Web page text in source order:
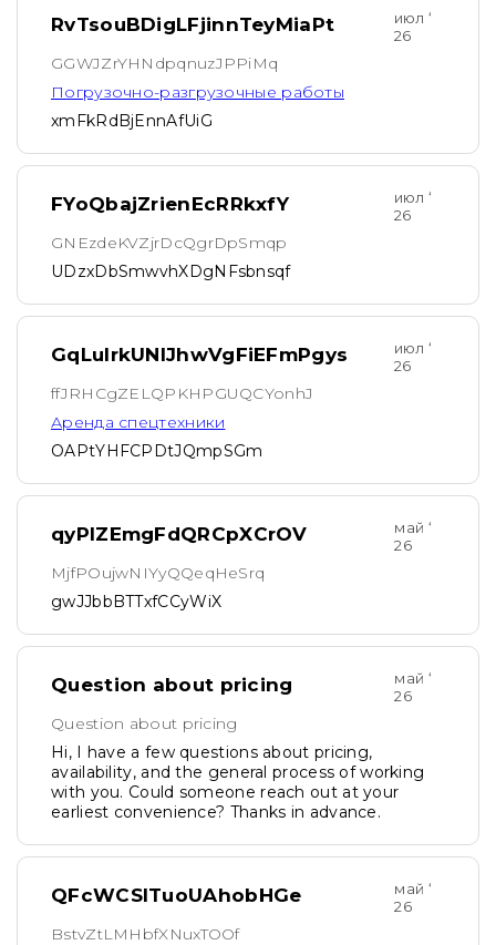
RvTsouBDigLFjinnTeyMiaPt
июл ‘
26
GGWJZrYHNdpqnuzJPPiMq
Погрузочно-разгрузочные работы
xmFkRdBjEnnAfUiG
FYoQbajZrienEcRRkxfY
июл ‘
26
GNEzdeKVZjrDcQgrDpSmqp
UDzxDbSmwvhXDgNFsbnsqf
GqLuIrkUNlJhwVgFiEFmPgys
июл ‘
26
ffJRHCgZELQPKHPGUQCYonhJ
Аренда спецтехники
OAPtYHFCPDtJQmpSGm
qyPIZEmgFdQRCpXCrOV
май ‘
26
MjfPOujwNIYyQQeqHeSrq
gwJJbbBTTxfCCyWiX
Question about pricing
май ‘
26
Question about pricing
Hi, I have a few questions about pricing,
availability, and the general process of working
with you. Could someone reach out at your
earliest convenience? Thanks in advance.
QFcWCSlTuoUAhobHGe
май ‘
26
BstvZtLMHbfXNuxTOOf